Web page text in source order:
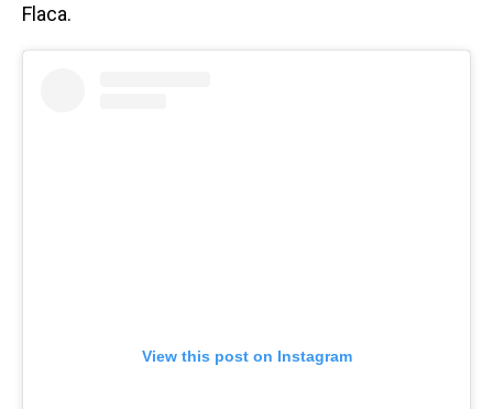
Flaca.
View this post on Instagram